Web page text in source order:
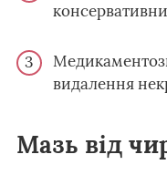
видалення
Мазь від